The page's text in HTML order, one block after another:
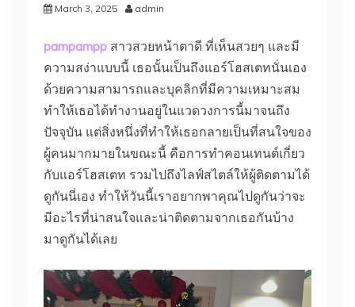
March 3, 2025 admin
pampampp สาวสวยหน้าตาดี ที่เห็นสวยๆ และมี
ความสง่าแบบนี้ เธอนั้นเป็นถึงแอร์โฮสเตทนั่นเอง
ด้วยความสามารถและบุคลิกที่มีความเหมาะสม
ทำให้เธอได้ทำงานอยู่ในแวดวงการนี้มาจนถึง
ปัจจุบัน แต่สิ่งหนึ่งที่ทำให้เธอกลายเป็นที่สนใจของ
ผู้คนมากมายในขณะนี้ คือการทำคอนเทนต์เกี่ยว
กับแอร์โฮสเตท รวมไปถึงไลฟ์สไตล์ให้ผู้ติดตามได้
ดูกันนี่เอง ทำให้วันนี้เราอยากพาคุณไปดูกันว่าจะ
มีอะไรที่น่าสนใจและน่าติดตามจากเธอกันบ้าง
มาดูกันได้เลย